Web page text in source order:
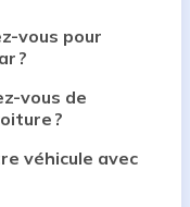
vous pour
?
vous de
?
véhicule avec